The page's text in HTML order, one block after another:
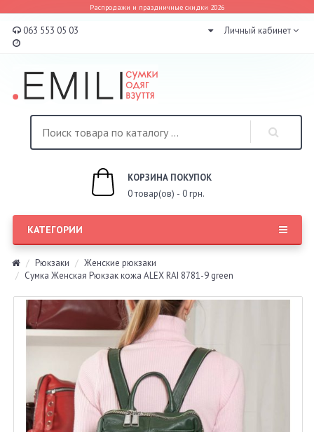
Распродажи и праздничные скидки 2026
063 553 05 03 Личный кабинет
КОРЗИНА ПОКУПОК
0 товар(ов) - 0 грн.
КАТЕГОРИИ
Рюкзаки
Женские рюкзаки
Сумка Женская Рюкзак кожа ALEX RAI 8781-9 green